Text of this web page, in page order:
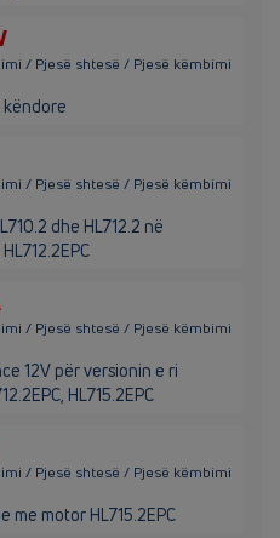
/ Pjesë shtesë / Pjesë këmbimi
këndore
/ Pjesë shtesë / Pjesë këmbimi
dhe HL712.2 në
/ Pjesë shtesë / Pjesë këmbimi
12V për versionin e ri
HL715.2EPC
/ Pjesë shtesë / Pjesë këmbimi
me motor HL715.2EPC